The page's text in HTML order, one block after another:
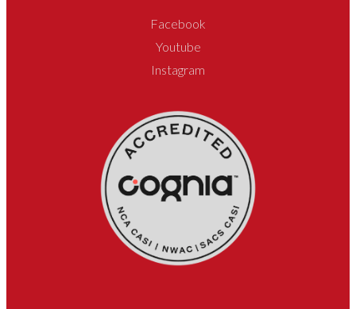
Facebook
Youtube
Instagram